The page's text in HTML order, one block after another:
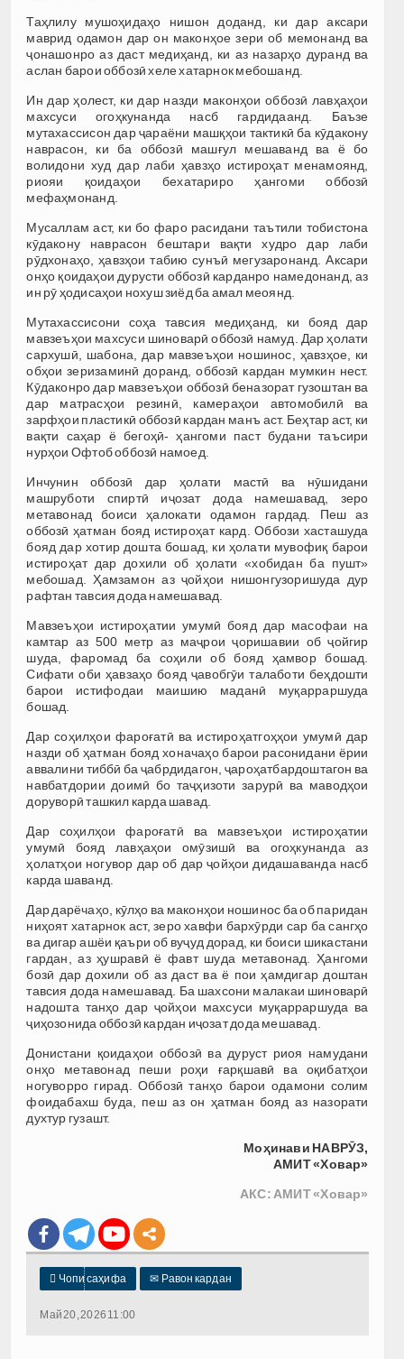
Таҳлилу мушоҳидаҳо нишон доданд, ки дар аксари
маврид одамон дар он маконҳое зери об мемонанд ва
ҷонашонро аз даст медиҳанд, ки аз назарҳо дуранд ва
аслан барои оббозӣ хеле хатарнок мебошанд.
Ин дар ҳолест, ки дар назди маконҳои оббозӣ лавҳаҳои
махсуси огоҳкунанда насб гардидаанд. Баъзе
мутахассисон дар ҷараёни машқҳои тактикӣ ба кӯдакону
наврасон, ки ба оббозӣ машғул мешаванд ва ё бо
волидони худ дар лаби ҳавзҳо истироҳат менамоянд,
риояи қоидаҳои бехатариро ҳангоми оббозӣ
мефаҳмонанд.
Мусаллам аст, ки бо фаро расидани таътили тобистона
кӯдакону наврасон бештари вақти худро дар лаби
рӯдхонаҳо, ҳавзҳои табию сунъӣ мегузаронанд. Аксари
онҳо қоидаҳои дурусти оббозӣ карданро намедонанд, аз
ин рӯ ҳодисаҳои нохуш зиёд ба амал меоянд.
Мутахассисони соҳа тавсия медиҳанд, ки бояд дар
мавзеъҳои махсуси шиноварӣ оббозӣ намуд. Дар ҳолати
сархушӣ, шабона, дар мавзеъҳои ношинос, ҳавзҳое, ки
обҳои зеризаминӣ доранд, оббозӣ кардан мумкин нест.
Кӯдаконро дар мавзеъҳои оббозӣ беназорат гузоштан ва
дар матрасҳои резинӣ, камераҳои автомобилӣ ва
зарфҳои пластикӣ оббозӣ кардан манъ аст. Беҳтар аст, ки
вақти саҳар ё бегоҳӣ- ҳангоми паст будани таъсири
нурҳои Офтоб оббозӣ намоед.
Инчунин оббозӣ дар ҳолати мастӣ ва нӯшидани
машруботи спиртӣ иҷозат дода намешавад, зеро
метавонад боиси ҳалокати одамон гардад. Пеш аз
оббозӣ ҳатман бояд истироҳат кард. Оббози хасташуда
бояд дар хотир дошта бошад, ки ҳолати мувофиқ барои
истироҳат дар дохили об ҳолати «хобидан ба пушт»
мебошад. Ҳамзамон аз ҷойҳои нишонгузоришуда дур
рафтан тавсия дода намешавад.
Мавзеъҳои истироҳатии умумӣ бояд дар масофаи на
камтар аз 500 метр аз маҷрои ҷоришавии об ҷойгир
шуда, фаромад ба соҳили об бояд ҳамвор бошад.
Cифати оби ҳавзаҳо бояд ҷавобгӯи талаботи беҳдошти
барои истифодаи маишию маданӣ муқарраршуда
бошад.
Дар соҳилҳои фароғатӣ ва истироҳатгоҳҳои умумӣ дар
назди об ҳатман бояд хоначаҳо барои расонидани ёрии
аввалини тиббӣ ба ҷабрдидагон, ҷароҳатбардоштагон ва
навбатдории доимӣ бо таҷҳизоти зарурӣ ва маводҳои
доруворӣ ташкил карда шавад.
Дар соҳилҳои фароғатӣ ва мавзеъҳои истироҳатии
умумӣ бояд лавҳаҳои омӯзишӣ ва огоҳкунанда аз
ҳолатҳои ногувор дар об дар ҷойҳои дидашаванда насб
карда шаванд.
Дар дарёчаҳо, кӯлҳо ва маконҳои ношинос ба об паридан
ниҳоят хатарнок аст, зеро хавфи бархӯрди сар ба сангҳо
ва дигар ашёи қаъри об вуҷуд дорад, ки боиси шикастани
гардан, аз ҳушравӣ ё фавт шуда метавонад. Ҳангоми
бозӣ дар дохили об аз даст ва ё пои ҳамдигар доштан
тавсия дода намешавад. Ба шахсони малакаи шиноварӣ
надошта танҳо дар ҷойҳои махсуси муқарраршуда ва
ҷиҳозонида оббозӣ кардан иҷозат дода мешавад.
Донистани қоидаҳои оббозӣ ва дуруст риоя намудани
онҳо метавонад пеши роҳи ғарқшавӣ ва оқибатҳои
ногуворро гирад. Оббозӣ танҳо барои одамони солим
фоидабахш буда, пеш аз он ҳатман бояд аз назорати
духтур гузашт.
Моҳинави НАВРӮЗ,
АМИТ «Ховар»
АКС: АМИТ «Ховар»
 Чопи саҳифа ✉ Равон кардан
Май 20, 2026 11:00